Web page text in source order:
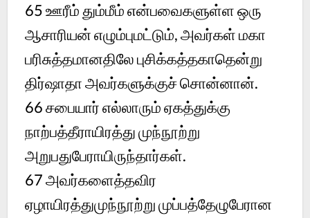
65 ஊரீம் தும்மீம் என்பவைகளுள்ள ஒரு
ஆசாரியன் எழும்புமட்டும், அவர்கள் மகா
பரிசுத்தமானதிலே புசிக்கத்தகாதென்று
திர்ஷாதா அவர்களுக்குச் சொன்னான்.
66 சபையார் எல்லாரும் ஏகத்துக்கு
நாற்பத்தீராயிரத்து முந்நூற்று
அறுபதுபேராயிருந்தார்கள்.
67 அவர்களைத்தவிர
ஏழாயிரத்துமுந்நூற்று முப்பத்தேழுபேரான